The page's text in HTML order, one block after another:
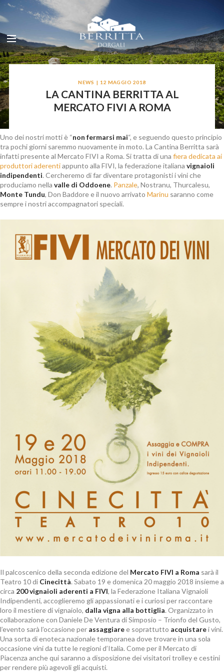
NEWS 12 MAGGIO 2018
LA CANTINA BERRITTA AL
MERCATO FIVI A ROMA
Uno dei nostri motti è “non fermarsi mai“, e seguendo questo principio
tra pochi giorni saremmo nuovamente in moto. La Cantina Berritta sarà
infatti presente al Mercato FIVI a Roma. Si tratta di una fiera dedicata ai
produttori aderentiappunto alla FIVI, la federazione italiana vignaioli
indipendenti. Cercheremo di far diventare protagonisti i vini che
produciamo nella valle di Oddoene. Panzale, Nostranu, Thurcalesu,
Monte Tundu, Don Baddore e il nuovo arrivato Marinu saranno come
sempre i nostri accompagnatori speciali.
Il palcoscenico della seconda edizione del Mercato FIVI a Roma sarà il
Teatro 10 di Cinecittà. Sabato 19 e domenica 20 maggio 2018 insieme a
circa 200 vignaioli aderenti a FIVI, la Federazione Italiana Vignaioli
Indipendenti, accoglieremo gli appassionati e i curiosi per raccontare
loro il mestiere di vignaiolo, dalla vigna alla bottiglia. Organizzato in
collaborazione con Daniele De Ventura di Simposio – Trionfo del Gusto,
l’evento sarà l’occasione per assaggiaree soprattutto acquistarei vini.
Una sorta di enoteca nazionale temporanea dove trovare in una sola
occasione vini da tutte le regioni d’Italia. Come per il Mercato di
Piacenza anche qui saranno a disposizione dei visitatori trolley e cestini
per rendere più agevoli gli acquisti.